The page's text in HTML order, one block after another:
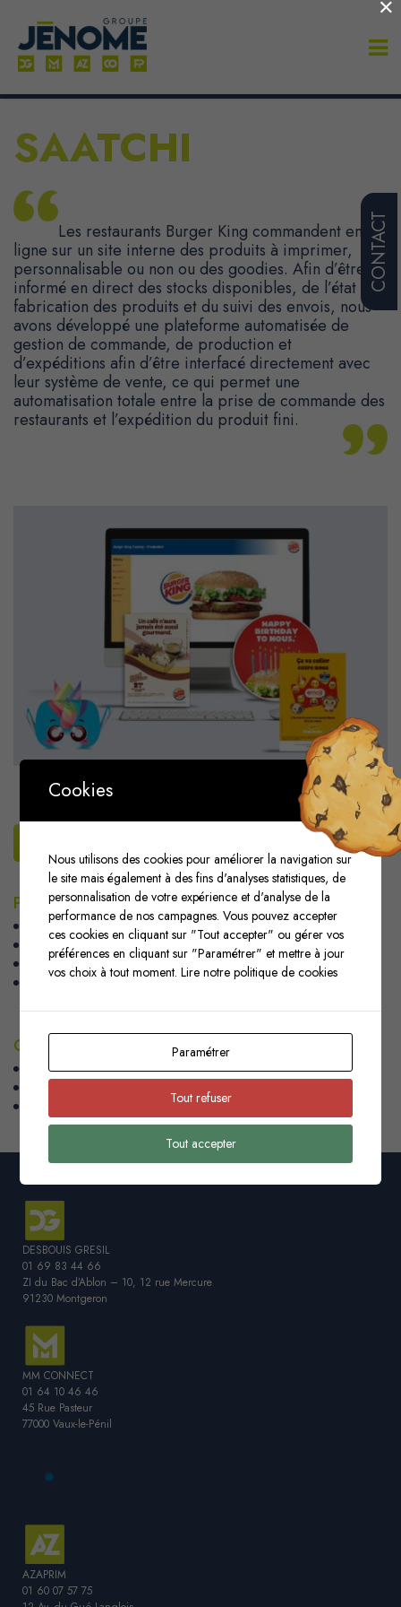
CONTACT
SAATCHI
Les restaurants Burger King commandent en
ligne sur un site interne des produits à imprimer,
personnalisable ou non ou des goodies. Afin d’être
informé en direct des stocks disponibles, de l’état de
fabrication des produits et du suivi des envois, nous
avons développé une plateforme automatisée de
gestion de commande, de production et
d’expéditions afin d’être interfacé directement avec
leur système de vente, ce qui permet une
automatisation totale entre la prise de commande des
restaurants et l’expédition du produit fini.
PLATEFORME MÉTIER COMPRENANT
Interface automatique entre plateformes
Gestion de stock automatisé
Suivi d’état de commandes
Suivi des expéditions
CONSEIL EN FABRICATION
Impression
Façonnage
DESBOUIS GRESIL
01 69 83 44 66
ZI du Bac d’Ablon – 10, 12 rue Mercure
91230 Montgeron
MM CONNECT
01 64 10 46 46
45 Rue Pasteur
77000 Vaux-le-Pénil
AZAPRIM
01 60 07 57 75
Cookies
Nous utilisons des cookies pour améliorer la navigation sur
le site mais également à des fins d'analyses statistiques, de
personnalisation de votre expérience et d'analyse de la
performance de nos campagnes. Vous pouvez accepter
ces cookies en cliquant sur "Tout accepter" ou gérer vos
préférences en cliquant sur "Paramétrer" et mettre à jour
vos choix à tout moment.Lire notre politique de cookies
Paramétrer
Tout refuser
Tout accepter